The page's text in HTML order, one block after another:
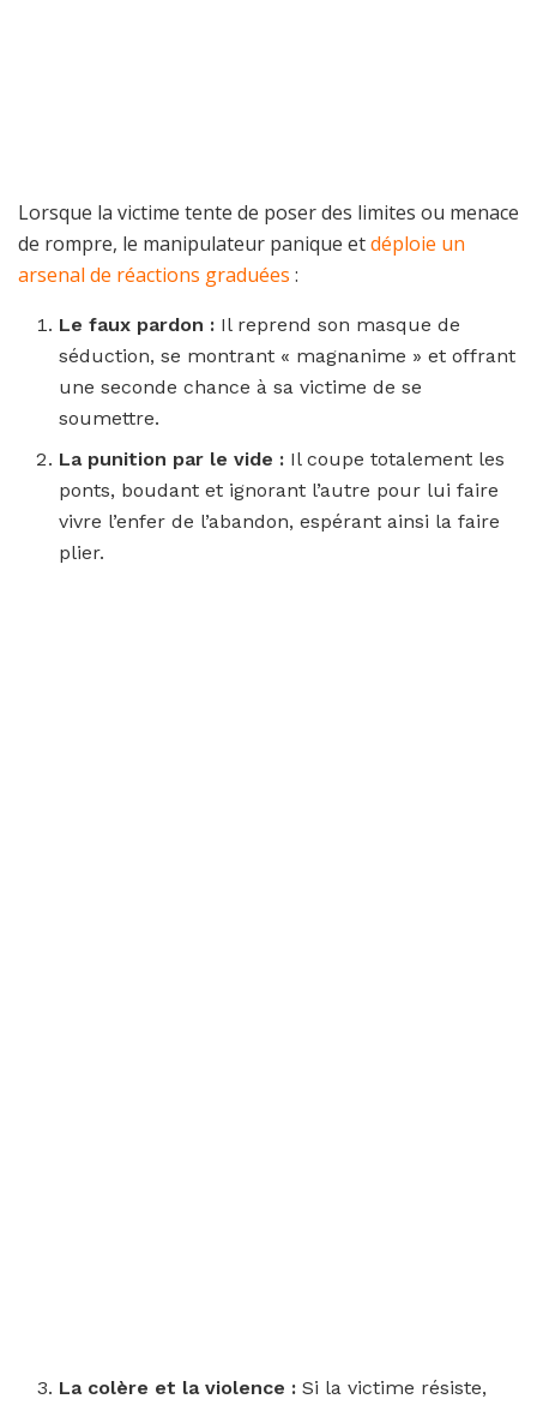
Lorsque la victime tente de poser des limites ou menace
de rompre, le manipulateur panique etdéploie un
arsenal de réactions graduées :
Le faux pardon : Il reprend son masque de
séduction, se montrant « magnanime » et offrant
une seconde chance à sa victime de se
soumettre.
La punition par le vide : Il coupe totalement les
ponts, boudant et ignorant l’autre pour lui faire
vivre l’enfer de l’abandon, espérant ainsi la faire
plier.
La colère et la violence : Si la victime résiste,